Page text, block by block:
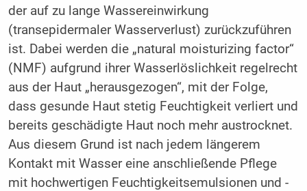
der auf zu lange Wassereinwirkung
(transepidermaler Wasserverlust) zurückzuführen
ist. Dabei werden die „natural moisturizing factor“
(NMF) aufgrund ihrer Wasserlöslichkeit regelrecht
aus der Haut „herausgezogen“, mit der Folge,
dass gesunde Haut stetig Feuchtigkeit verliert und
bereits geschädigte Haut noch mehr austrocknet.
Aus diesem Grund ist nach jedem längerem
Kontakt mit Wasser eine anschließende Pflege
mit hochwertigen Feuchtigkeitsemulsionen und -